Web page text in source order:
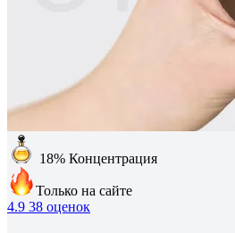
18% Концентрация
Только на сайте
4.9 38 оценок